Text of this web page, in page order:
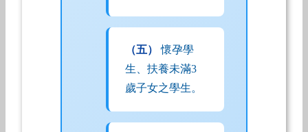
（五）
懷孕學
生、扶養未滿3
歲子女之學生。